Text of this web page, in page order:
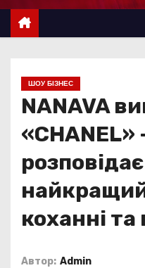
и
ШОУ БІЗНЕС
NANAVA
коханні та
Автор: Admin